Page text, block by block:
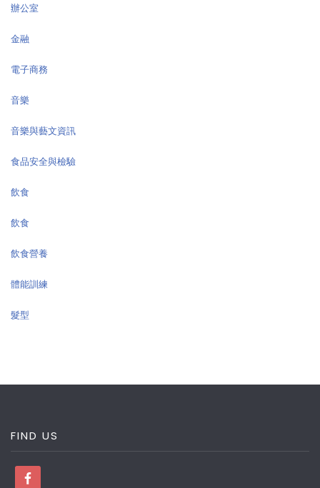
辦公室
金融
電子商務
音樂
音樂與藝文資訊
食品安全與檢驗
飲食
飲食
飲食營養
體能訓練
髮型
FIND US